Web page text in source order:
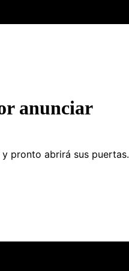
anunciar
pronto abrirá sus puertas.